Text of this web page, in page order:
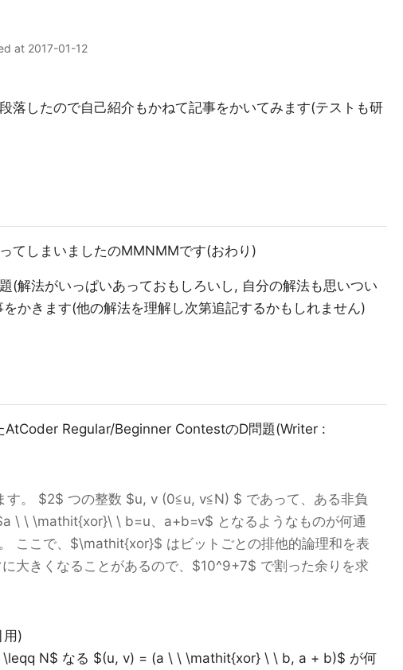
at 2017-01-12
落したので自己紹介もかねて記事をかいてみます(テストも研
てしまいましたのMMNMMです(おわり)
(解法がいっぱいあっておもしろいし, 自分の解法も思いつい
かきます(他の解法を理解し次第追記するかもしれません)
AtCoder Regular/Beginner ContestのD問題(Writer :
す。 $2$ つの整数 $u, v (0≦u, v≦N) $ であって、ある非負
\ \ \mathit{xor}\ \ b=u、a+b=v$ となるようなものが何通
ここで、$\mathit{xor}$ はビットごとの排他的論理和を表
大きくなることがあるので、$10^9+7$ で割った余りを求
用)
\leqq N$ なる $(u, v) = (a \ \ \mathit{xor} \ \ b, a + b)$ が何